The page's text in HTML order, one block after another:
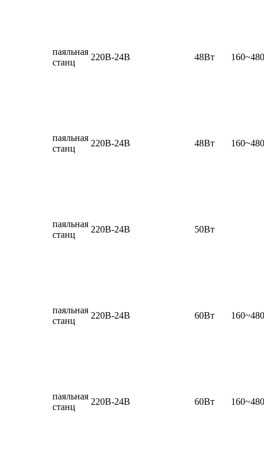
паяльная
станц
220В-24В 48Вт
паяльная
станц
220В-24В 48Вт
паяльная
станц
220В-24В 50Вт
паяльная
станц
220В-24В 60Вт
паяльная
станц
220В-24В 60Вт